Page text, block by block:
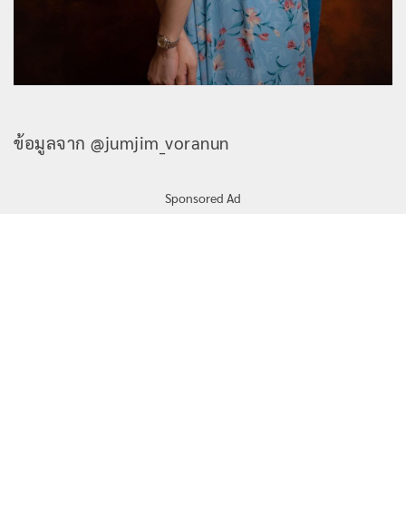
ข้อมูลจาก @jumjim_voranun
Sponsored Ad